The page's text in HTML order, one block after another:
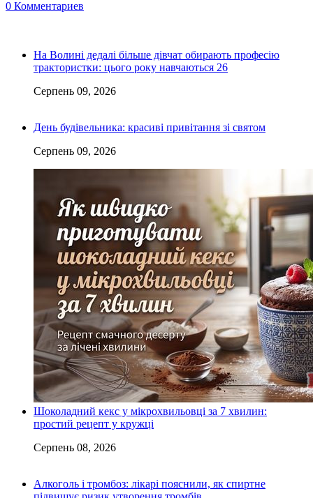
0 Комментариев
На Волині дедалі більше дівчат обирають професію
трактористки: цього року навчаються 26
Серпень 09, 2026
День будівельника: красиві привітання зі святом
Серпень 09, 2026
Шоколадний кекс у мікрохвильовці за 7 хвилин:
простий рецепт у кружці
Серпень 08, 2026
Алкоголь і тромбоз: лікарі пояснили, як спиртне